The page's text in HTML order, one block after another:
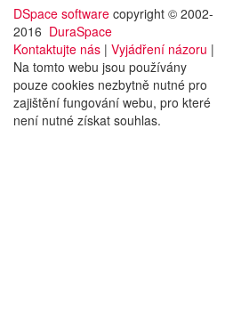
DSpace software copyright © 2002-
2016 DuraSpace
Kontaktujte nás | Vyjádření názoru |
Na tomto webu jsou používány
pouze cookies nezbytně nutné pro
zajištění fungování webu, pro které
není nutné získat souhlas.